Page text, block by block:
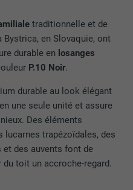
traditionnelle et de
Bystrica, en Slovaquie, ont
durable en losanges
P.10 Noir.
durable au look élégant
une seule unité et assure
Des éléments
lucarnes trapézoïdales, des
des auvents font de
du toit un accroche-regard.